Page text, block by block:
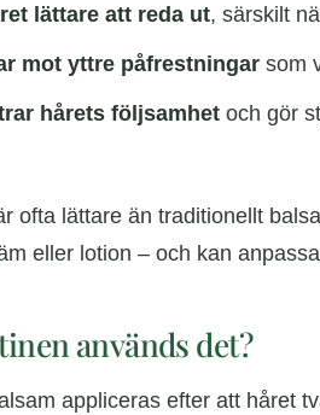
lättare att reda ut, särskilt
mot yttre påfrestningarsom
hårets följsamhetoch gör
ofta lättare än traditionellt
eller lotion – och kan
används det?
appliceras efter att håret